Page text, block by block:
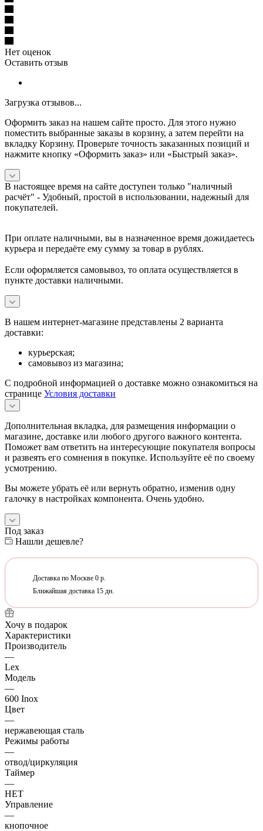
Нет оценок
Оставить отзыв
Загрузка отзывов...
Оформить заказ на нашем сайте просто. Для этого нужно
поместить выбранные заказы в корзину, а затем перейти на
вкладку Корзину. Проверьте точность заказанных позиций и
нажмите кнопку «Оформить заказ» или «Быстрый заказ».
В настоящее время на сайте доступен только "наличный
расчёт" - Удобный, простой в использовании, надежный для
покупателей.
При оплате наличными, вы в назначенное время дожидаетесь
курьера и передаёте ему сумму за товар в рублях.
Если оформляется самовывоз, то оплата осуществляется в
пункте доставки наличными.
В нашем интернет-магазине представлены 2 варианта
доставки:
курьерская;
самовывоз из магазина;
С подробной информацией о доставке можно ознакомиться на
странице Условия доставки
Дополнительная вкладка, для размещения информации о
магазине, доставке или любого другого важного контента.
Поможет вам ответить на интересующие покупателя вопросы
и развеять его сомнения в покупке. Используйте её по своему
усмотрению.
Вы можете убрать её или вернуть обратно, изменив одну
галочку в настройках компонента. Очень удобно.
Под заказ
Нашли дешевле?
Доставка по Москве 0 р.
Ближайшая доставка 15 дн.
Хочу в подарок
Характеристики
Производитель
—
Lex
Модель
—
600 Inox
Цвет
—
нержавеющая сталь
Режимы работы
—
отвод/циркуляция
Таймер
—
НЕТ
Управление
—
кнопочное